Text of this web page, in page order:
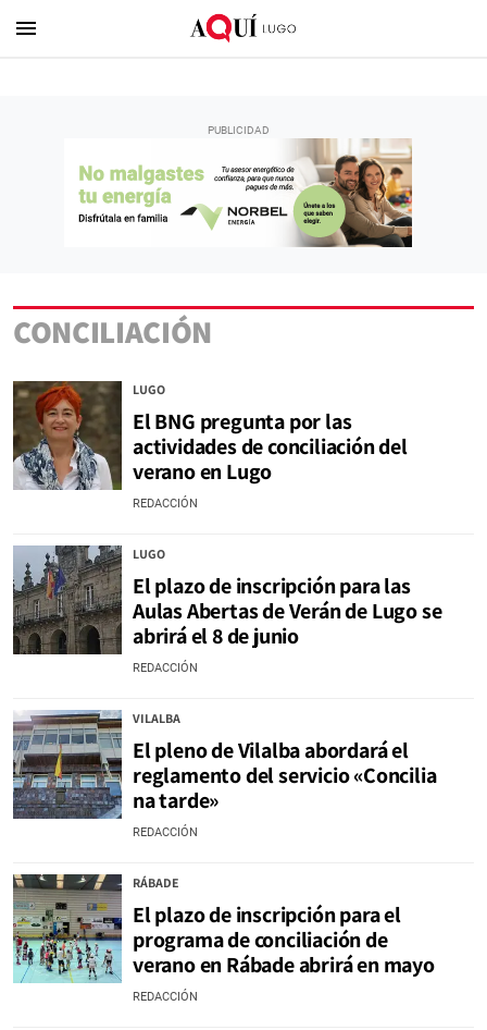
menu
CONCILIACIÓN
LUGO
El BNG pregunta por las
actividades de conciliación del
verano en Lugo
REDACCIÓN
LUGO
El plazo de inscripción para las
Aulas Abertas de Verán de Lugo se
abrirá el 8 de junio
REDACCIÓN
VILALBA
El pleno de Vilalba abordará el
reglamento del servicio «Concilia
na tarde»
REDACCIÓN
RÁBADE
El plazo de inscripción para el
programa de conciliación de
verano en Rábade abrirá en mayo
REDACCIÓN